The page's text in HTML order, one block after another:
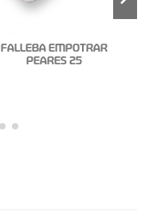
FALLEBA EMPOTRAR
PEARES 25